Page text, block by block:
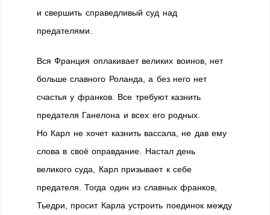
и свершить справедливый суд над
предателями.
Вся Франция оплакивает великих воинов, нет
больше славного Роланда, а без него нет
счастья у франков. Все требуют казнить
предателя Ганелона и всех его родных.
Но Карл не хочет казнить вассала, не дав ему
слова в своё оправдание. Настал день
великого суда, Карл призывает к себе
предателя. Тогда один из славных франков,
Тьедри, просит Карла устроить поединок между